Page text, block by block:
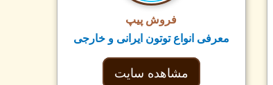
فروش پیپ
معرفی انواع توتون ایرانی و خارجی
مشاهده سایت